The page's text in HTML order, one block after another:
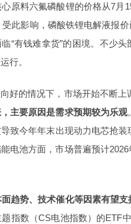
原料六氟磷酸锂的价格从7月
此影响，磷酸铁锂电解液报
“有钱难拿货”的困境。不少
行。
好的情况下，市场开始不断上
主要原因是需求预期较为乐观
致今年年末出现动力电芯抢
电池方面，市场普遍预计
趋势、技术催化等因素有望
指数（CS电池指数）的ETF